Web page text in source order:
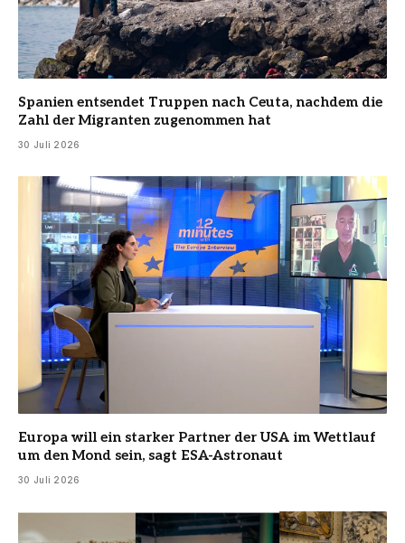
Spanien entsendet Truppen nach Ceuta, nachdem die
Zahl der Migranten zugenommen hat
30 Juli 2026
Europa will ein starker Partner der USA im Wettlauf
um den Mond sein, sagt ESA-Astronaut
30 Juli 2026